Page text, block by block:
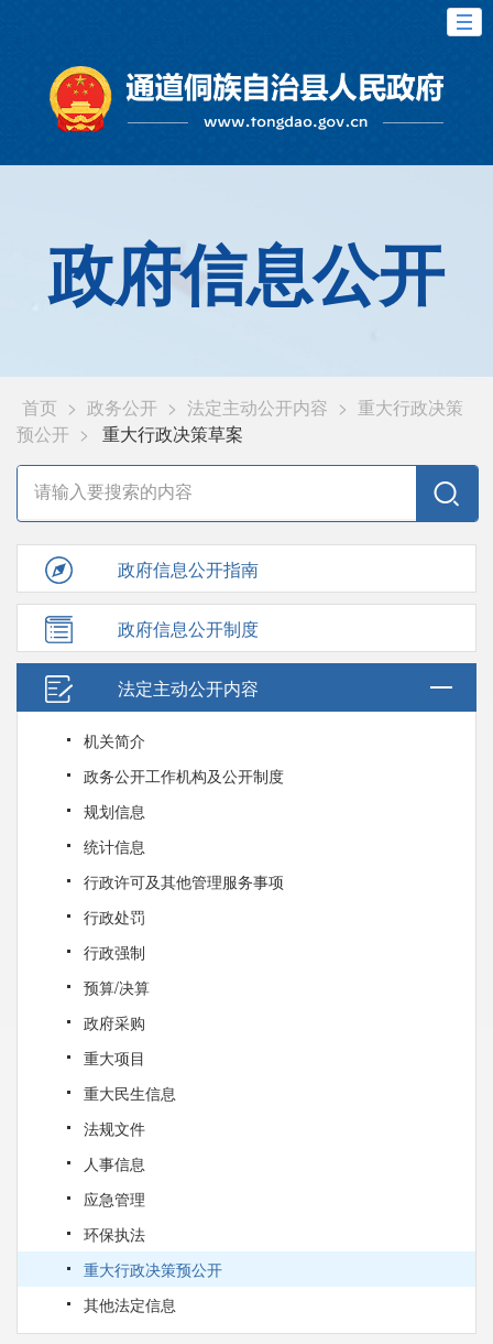
政府信息公开
首页 > 政务公开 > 法定主动公开内容 > 重大行政决策
预公开 > 重大行政决策草案
政府信息公开指南
政府信息公开制度
法定主动公开内容
机关简介
政务公开工作机构及公开制度
规划信息
统计信息
行政许可及其他管理服务事项
行政处罚
行政强制
预算/决算
政府采购
重大项目
重大民生信息
法规文件
人事信息
应急管理
环保执法
重大行政决策预公开
其他法定信息